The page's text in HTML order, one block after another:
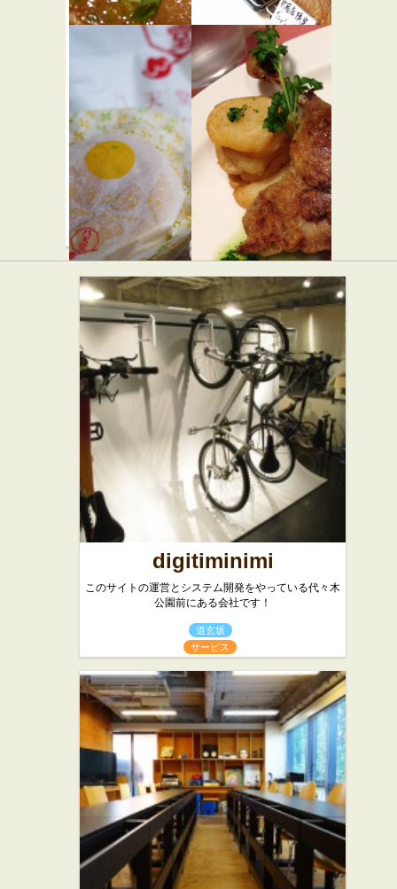
カフェ・喫茶店
五ノ神製作
所 ★★☆
らーめん屋
ゴントラ
ン シェリ
エ 新宿サ
ザンテラ
ス店 ★★☆
八天堂ジャ
ム
LUMINE新
宿店
パン屋
スイーツ
クレッソ
ニエール
★☆☆
フレンチ
digitiminimi
このサイトの運営とシステム開発をやっている代々木
公園前にある会社です！
道玄坂
サービス